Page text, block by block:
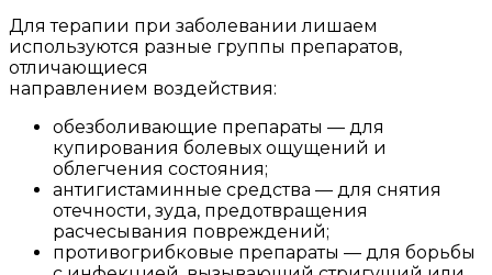
Для терапии при заболевании лишаем
используются разные группы препаратов,
отличающиеся
направлением воздействия:
обезболивающие препараты — для
купирования болевых ощущений и
облегчения состояния;
антигистаминные средства — для снятия
отечности, зуда, предотвращения
расчесывания повреждений;
противогрибковые препараты — для борьбы